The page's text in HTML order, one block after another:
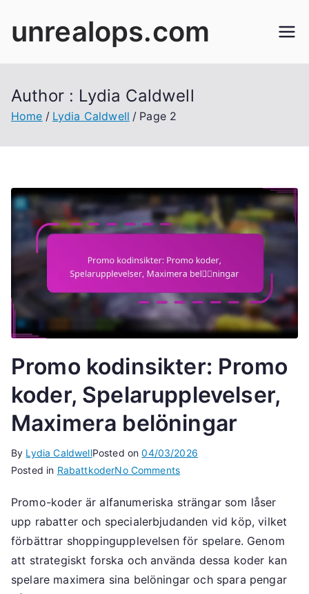
unrealops.com
Author : Lydia Caldwell
Home Lydia Caldwell Page 2
Promo kodinsikter: Promo
koder, Spelarupplevelser,
Maximera belöningar
By Lydia CaldwellPosted on04/03/2026
Posted in RabattkoderNo Commentson
kodinsikter:
Promo
koder,
Spelarupplevelser,
Maximera
belöningar
Promo-koder är alfanumeriska strängar som låser
upp rabatter och specialerbjudanden vid köp, vilket
förbättrar shoppingupplevelsen för spelare. Genom
att strategiskt forska och använda dessa koder kan
spelare maximera sina belöningar och spara pengar